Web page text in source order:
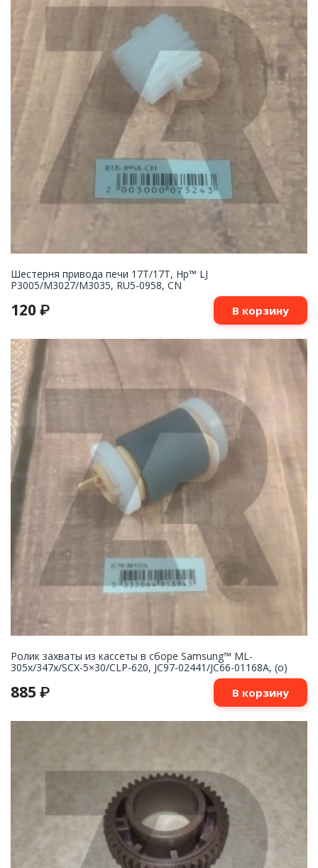
Шестерня привода печи 17T/17T, Hp™ LJ
P3005/M3027/M3035, RU5-0958, CN
120 ₽ В корзину
Ролик захваты из кассеты в сборе Samsung™ ML-
305x/347x/SCX-5×30/CLP-620, JC97-02441/JC66-01168A, (o)
885 ₽ В корзину